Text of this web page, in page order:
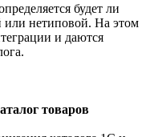
будет ли
или нетиповой. На этом
и даются
товаров